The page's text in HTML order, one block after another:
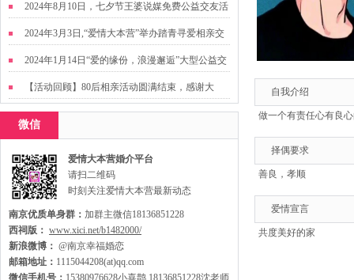
自我介绍
做一个有责任心有良
择偶要求
善良，孝顺
爱情宣言
共度美好的家
2024年8月10日，七夕节王婆说媒免费公益交友活
动
2024年3月3日,“爱情大本营”举办踏青寻爱相亲交
友活动
2024年1月14日“爱的缘份，浪漫邂逅”大型公益交
友活动
【活动回顾】80后相亲活动圆满结束，感谢大
家，走出来才有机会扩大缘分哦~
微信
爱情大本营婚介平台
请扫二维码
时刻关注爱情大本营最新动态
南京优质单身群： 加群主微信18136851228
西祠版： www.xici.net/b1482000/
新浪微博： @南京幸福婚恋
邮箱地址： 1115044208(at)qq.com
微信手机号： 15380976628小喜鹊 18136851228沈老师